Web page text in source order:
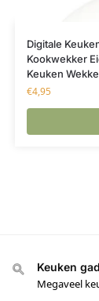
Digitale
Kookwekker
Keuken
€4,95
Keuken
Megaveel